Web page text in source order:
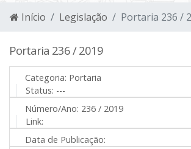
Início Legislação Portaria 236 /
Portaria 236 / 2019
Categoria: Portaria
Status: ---
Número/Ano: 236 / 2019
Link:
Data de Publicação: